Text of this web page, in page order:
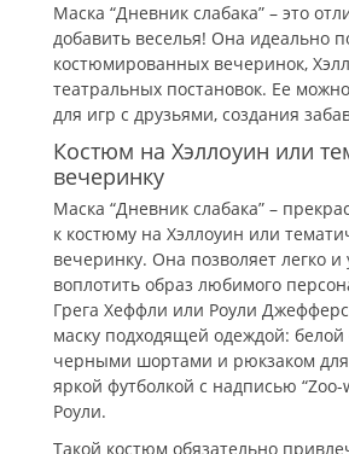
Маска “Дневник слабака” – это
добавить веселья! Она идеально
костюмированных вечеринок,
театральных постановок. Ее
для игр с друзьями, создания
Костюм на Хэллоуин или
вечеринку
Маска “Дневник слабака” –
к костюму на Хэллоуин или
вечеринку. Она позволяет легко и
воплотить образ любимого
Грега Хеффли или Роули
маску подходящей одеждой: белой
черными шортами и рюкзаком для
яркой футболкой с надписью “Zoo-
Роули.
Такой костюм обязательно